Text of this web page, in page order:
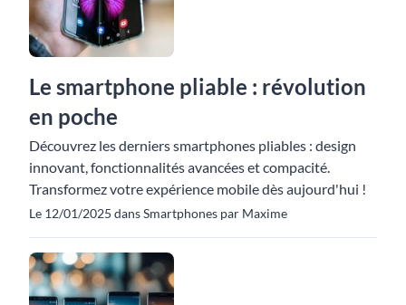
Le smartphone pliable : révolution
en poche
Découvrez les derniers smartphones pliables : design
innovant, fonctionnalités avancées et compacité.
Transformez votre expérience mobile dès aujourd'hui !
Le 12/01/2025 dans Smartphones par Maxime